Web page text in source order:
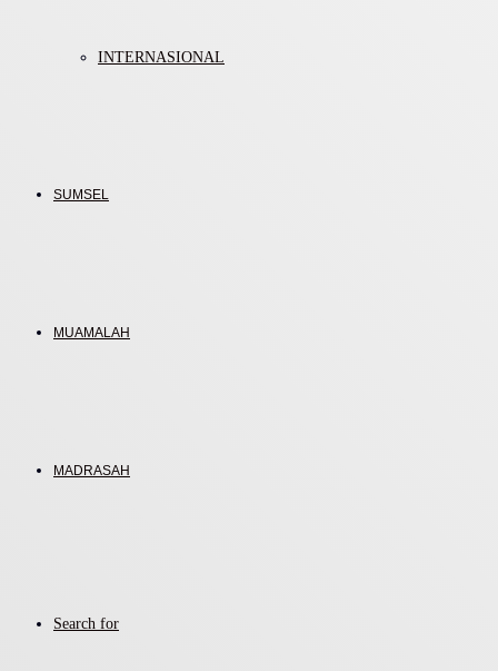
INTERNASIONAL
SUMSEL
MUAMALAH
MADRASAH
Search for